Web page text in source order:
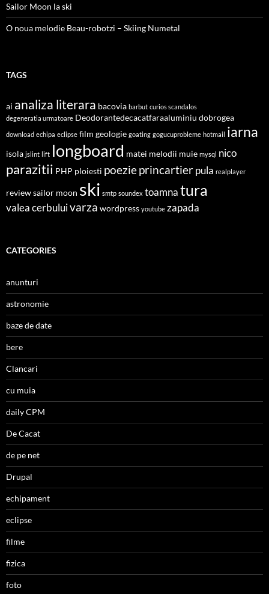
Sailor Moon la ski
O noua melodie Beau-robotzi – Skiing Numetal
TAGS
ai analiza literara bacovia barbut curios scandalos
degeneratia urmatoare Deodorantedecacatfaraaluminiu dobrogea
download echipa eclipse film geologie goating gogucuprobleme hotmail iarna
isola jslint lift longboard matei melodii muie mysql nico
parazitii PHP ploiesti poezieprincartierpula realplayer
reviewsailor moon ski smtp soundex toamnatura
valea cerbuluivarza wordpress youtube zapada
CATEGORIES
anunturi
astronomie
baze de date
bere
Clancari
cu muia
daily CPM
De Cacat
de pe net
Drupal
echipament
eclipse
filme
fizica
foto